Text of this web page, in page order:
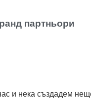
партньори
и нека създадем